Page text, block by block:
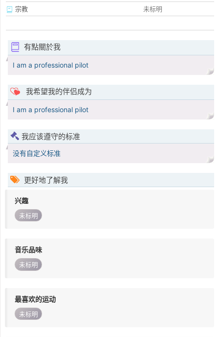
宗教
未标明
有點關於我
I am a professional pilot
我希望我的伴侣成为
I am a professional pilot
我应该遵守的标准
没有自定义标准
更好地了解我
兴趣
未标明
音乐品味
未标明
最喜欢的运动
未标明